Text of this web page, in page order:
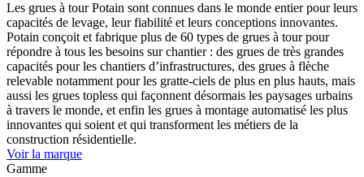
Les grues à tour Potain sont connues dans le monde entier pour leurs
capacités de levage, leur fiabilité et leurs conceptions innovantes.
Potain conçoit et fabrique plus de 60 types de grues à tour pour
répondre à tous les besoins sur chantier : des grues de très grandes
capacités pour les chantiers d’infrastructures, des grues à flèche
relevable notamment pour les gratte-ciels de plus en plus hauts, mais
aussi les grues topless qui façonnent désormais les paysages urbains
à travers le monde, et enfin les grues à montage automatisé les plus
innovantes qui soient et qui transforment les métiers de la
construction résidentielle.
Voir la marque
Gamme